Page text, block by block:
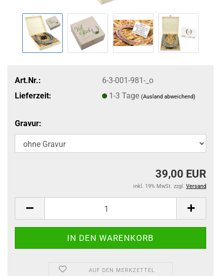
Art.Nr.:
6-3-001-981-_o
Lieferzeit:
1-3 Tage (Ausland abweichend)
Gravur:
39,00 EUR
inkl. 19% MwSt. zzgl. Versand
AUF DEN MERKZETTEL